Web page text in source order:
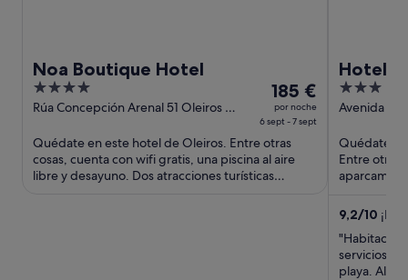
Noa Boutique Hotel
4
out
5
Rúa Concepción Arenal 51 Oleiros A
El
precio
es
de
185 €
por
185 €
por noche
6 sept - 7 sept
Quédate en este hotel de Oleiros. Entre otras
cosas, cuenta con wifi gratis, una piscina al aire
libre y desayuno. Dos atracciones turísticas
Hotel
Hotel
3
out
5
Avenida de
Quédate
Entre otras
9,2/10
"Habitación
servicios a
playa.